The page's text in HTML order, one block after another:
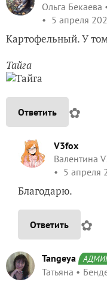
Ольга Бекаева
5 апреля
Картофельный. У
Тайга
Ответить ✿
V3fox
Валентина
5 апреля
Благодарю.
Ответить ✿
Tangeya
Татьяна